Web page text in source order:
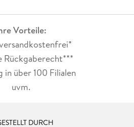
Vorteile:
Rückgaberecht***
in über 100 Filialen
uvm.
DURCH